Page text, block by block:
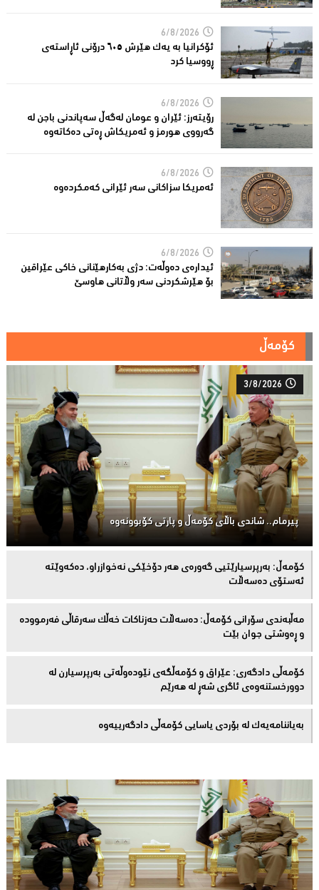
6/8/2026
ئۆکرانیا بە یەک هێرش ٦٠٥ درۆنی ئاڕاستەى
ڕووسیا کرد
6/8/2026
رۆیتەرز: ئێران و عومان لەگەڵ سەپاندنی باجن لە
گەرووی هورمز و ئەمریکاش ڕەتی دەکاتەوە
6/8/2026
ئه‌مریكا سزاكانی سه‌ر ئێرانی كه‌مكرده‌وه‌
6/8/2026
ئیدارەى دەوڵەت: دژى بەکارهێنانى خاکی عێراقین
بۆ هێرشکردنى سەر وڵاتانی هاوسێ
کۆمەڵ
3/8/2026
پیرمام.. شاندی باڵای كۆمه‌ڵ و پارتی كۆبوونه‌وه‌
كۆمەڵ: بەرپرسیارێتیی گەورەی هەر دۆخێکی نەخوازراو، دەكەوێتە
ئەستۆی دەسەڵات
مەڵبەندى سۆرانى کۆمەڵ: دەسەڵات حەزناکات خەڵک سەرقاڵى فەرموودە
و ڕەوشتى جوان بێت
کۆمەڵى دادگەرى: عێراق و كۆمەڵگەی نێودەوڵەتی بەرپرسیارن لە
دوورخستنەوەى ئاگری شەڕ لە هەرێم
بەیاننامەیەک لە بۆردی یاسایی کۆمەڵی دادگەرییەوە